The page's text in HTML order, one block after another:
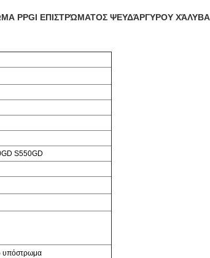
PPGI ΕΠΙΣΤΡΏΜΑΤΟΣ ΨΕΥΔΆΡΓΥΡΟΥ
S550GD
υπόστρωμα